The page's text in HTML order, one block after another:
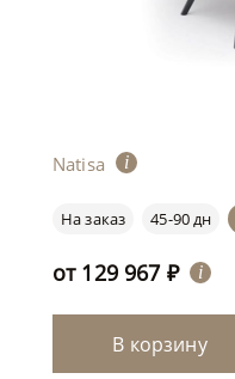
Natisa i
На заказ 45-90 дн
от 129 967 ₽ i
В корзину